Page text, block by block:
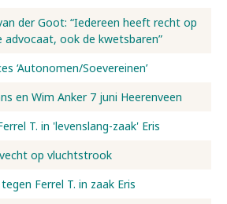
der Goot: “Iedereen heeft recht op
advocaat, ook de kwetsbaren”
‘Autonomen/Soevereinen’
en Wim Anker 7 juni Heerenveen
T. in 'levenslang-zaak' Eris
op vluchtstrook
Ferrel T. in zaak Eris